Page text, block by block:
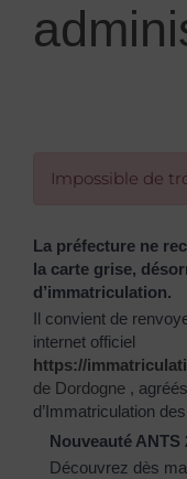
Impossible de
La préfecture ne
la carte grise,
d’immatriculation.
Il convient de
internet officiel
https://
de Dordogne ,
d’Immatriculation
Nouveauté ANTS
Découvrez dès